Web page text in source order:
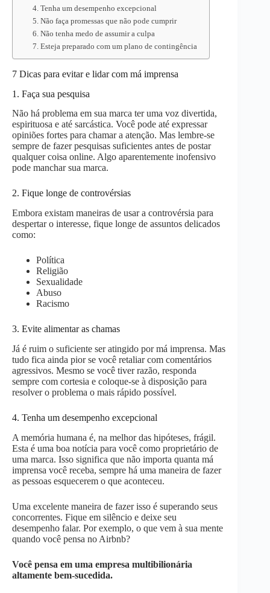
4. Tenha um desempenho excepcional
5. Não faça promessas que não pode cumprir
6. Não tenha medo de assumir a culpa
7. Esteja preparado com um plano de contingência
7 Dicas para evitar e lidar com má imprensa
1. Faça sua pesquisa
Não há problema em sua marca ter uma voz divertida,
espirituosa e até sarcástica. Você pode até expressar
opiniões fortes para chamar a atenção. Mas lembre-se
sempre de fazer pesquisas suficientes antes de postar
qualquer coisa online. Algo aparentemente inofensivo
pode manchar sua marca.
2. Fique longe de controvérsias
Embora existam maneiras de usar a controvérsia para
despertar o interesse, fique longe de assuntos delicados
como:
Política
Religião
Sexualidade
Abuso
Racismo
3. Evite alimentar as chamas
Já é ruim o suficiente ser atingido por má imprensa. Mas
tudo fica ainda pior se você retaliar com comentários
agressivos. Mesmo se você tiver razão, responda
sempre com cortesia e coloque-se à disposição para
resolver o problema o mais rápido possível.
4. Tenha um desempenho excepcional
A memória humana é, na melhor das hipóteses, frágil.
Esta é uma boa notícia para você como proprietário de
uma marca. Isso significa que não importa quanta má
imprensa você receba, sempre há uma maneira de fazer
as pessoas esquecerem o que aconteceu.
Uma excelente maneira de fazer isso é superando seus
concorrentes. Fique em silêncio e deixe seu
desempenho falar. Por exemplo, o que vem à sua mente
quando você pensa no Airbnb?
Você pensa em uma empresa multibilionária
altamente bem-sucedida.